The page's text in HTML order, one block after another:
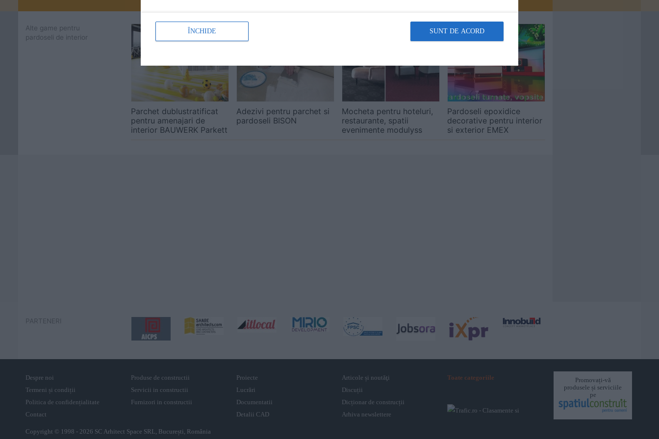
Alte game pentru
pardoseli de interior
Parchet dublustratificat
pentru amenajari de
interior BAUWERK Parkett
Adezivi pentru parchet si
pardoseli BISON
Mocheta pentru hoteluri,
restaurante, spatii
evenimente modulyss
Pardoseli epoxidice
decorative pentru interior
si exterior EMEX
PARTENERI
Despre noi
Termeni și condiții
Politica de confidențialitate
Contact
Produse de constructii
Servicii in constructii
Furnizori in constructii
Proiecte
Lucrări
Documentatii
Detalii CAD
Articole și noutăţi
Discuții
Dicționar de construcții
Arhiva newslettere
Toate categoriile
Promovați-vă
produsele și serviciile
pe
Copyright © 1998 - 2026 SC Arhitect Space SRL, București, România
ÎNCHIDE SUNT DE ACORD